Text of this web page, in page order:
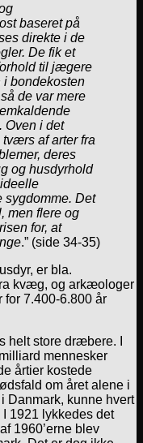
baseret på
direkte i de
De fik et
til jægere
i bondekosten
de var mere
Oven i det
af arter fra
deres
og husdyrhold
sygdomme. Det
men flere og
for, at
.” (side 34-35)
er bla.
kvæg, og arkæologer
for 7.400-6.800 år
helt store dræbere. I
mennesker
årtier kostede
om året alene i
Danmark, kunne hvert
1921 lykkedes det
1960’erne blev